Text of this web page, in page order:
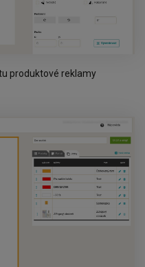
produktové reklamy